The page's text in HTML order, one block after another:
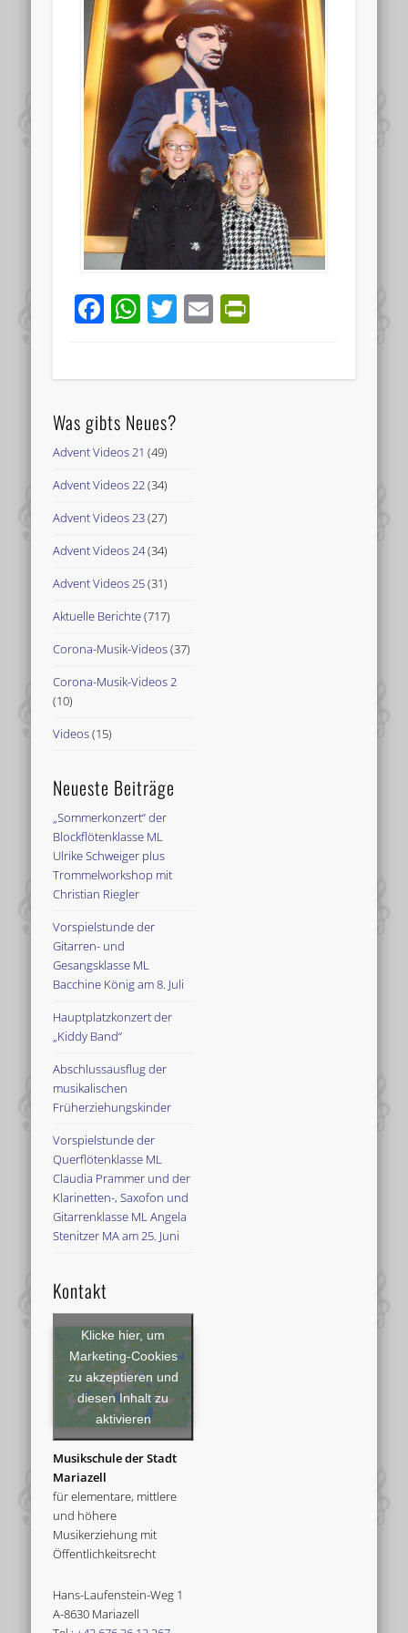
Facebook
WhatsApp
Twitter
Email
Was gibts Neues?
Advent Videos 21 (49)
Advent Videos 22(34)
Advent Videos 23(27)
Advent Videos 24(34)
Advent Videos 25(31)
Aktuelle Berichte(717)
Corona-Musik-Videos(37)
Corona-Musik-Videos 2
(10)
Videos(15)
Neueste Beiträge
„Sommerkonzert“ der
Blockflötenklasse ML
Ulrike Schweiger plus
Trommelworkshop mit
Christian Riegler
Vorspielstunde der
Gitarren- und
Gesangsklasse ML
Bacchine König am 8. Juli
Hauptplatzkonzert der
„Kiddy Band“
Abschlussausflug der
musikalischen
Früherziehungskinder
Vorspielstunde der
Querflötenklasse ML
Claudia Prammer und der
Klarinetten-, Saxofon und
Gitarrenklasse ML Angela
Stenitzer MA am 25. Juni
Kontakt
Klicke hier, um
Marketing-Cookies
zu akzeptieren und
diesen Inhalt zu
aktivieren
Musikschule der Stadt
Mariazell
für elementare, mittlere
und höhere
Musikerziehung mit
Öffentlichkeitsrecht
Hans-Laufenstein-Weg 1
A-8630 Mariazell